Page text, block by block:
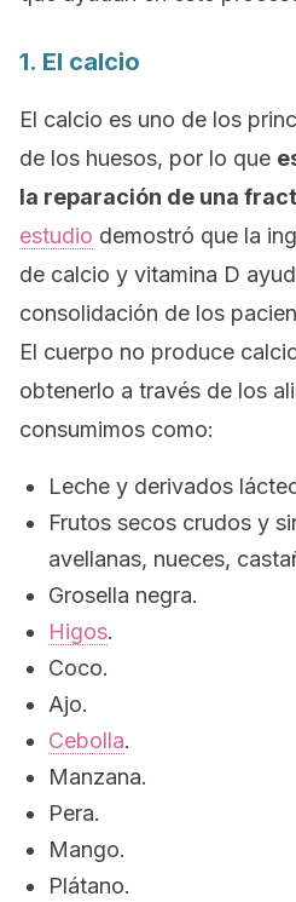
1. El calcio
El calcio es uno de los
de los huesos, por lo que
la reparación de una
estudio demostró que la
de calcio y vitamina D
consolidación de los
El cuerpo no produce
obtenerlo a través de los
consumimos como:
Leche y derivados
Frutos secos crudos y
avellanas, nueces,
Grosella negra.
Higos.
Coco.
Ajo.
Cebolla.
Manzana.
Pera.
Mango.
Plátano.